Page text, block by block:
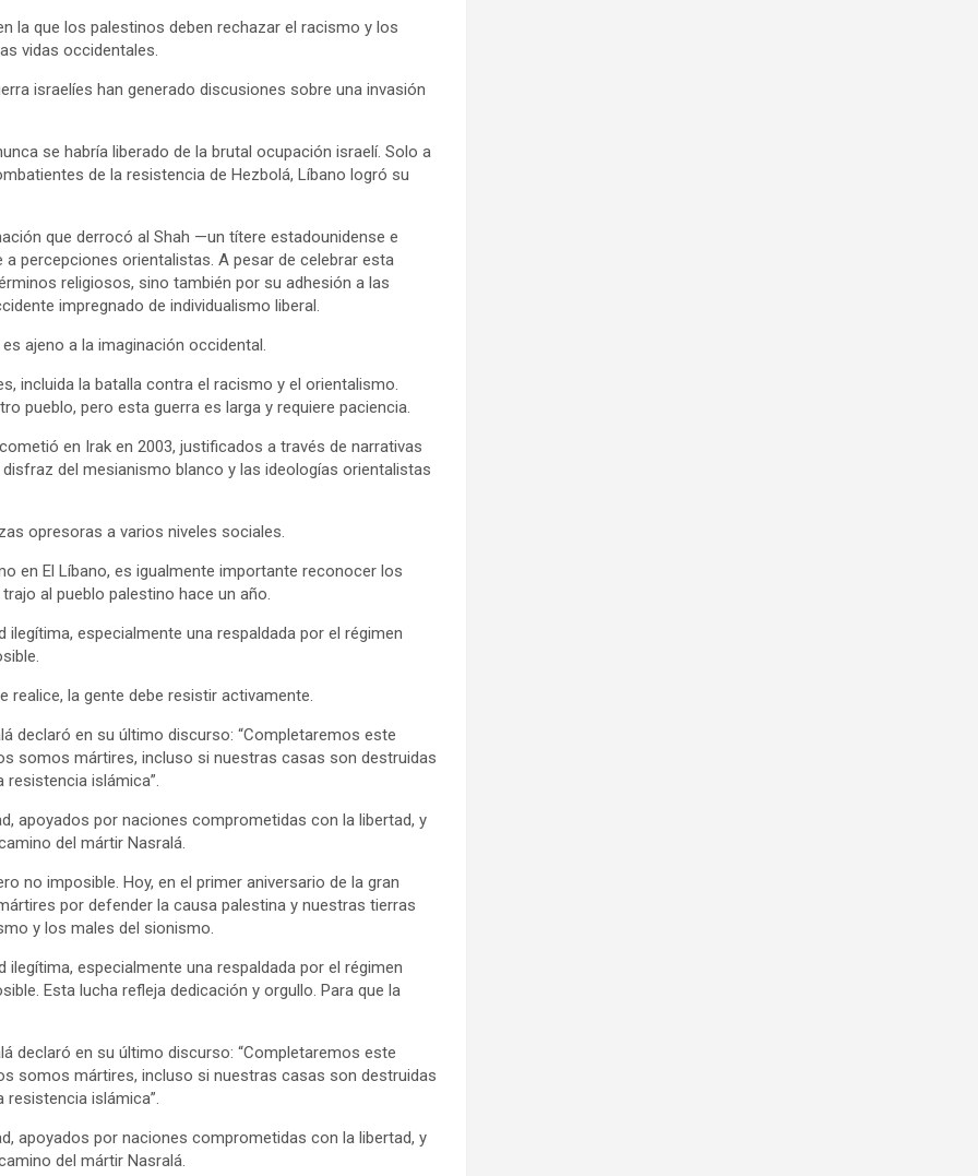
la que los palestinos deben rechazar el racismo y los
vidas occidentales.
israelíes han generado discusiones sobre una invasión
se habría liberado de la brutal ocupación israelí. Solo a
de la resistencia de Hezbolá, Líbano logró su
que derrocó al Shah —un títere estadounidense e
percepciones orientalistas. A pesar de celebrar esta
religiosos, sino también por su adhesión a las
impregnado de individualismo liberal.
ajeno a la imaginación occidental.
incluida la batalla contra el racismo y el orientalismo.
pueblo, pero esta guerra es larga y requiere paciencia.
en Irak en 2003, justificados a través de narrativas
del mesianismo blanco y las ideologías orientalistas
opresoras a varios niveles sociales.
en El Líbano, es igualmente importante reconocer los
al pueblo palestino hace un año.
especialmente una respaldada por el régimen
realice, la gente debe resistir activamente.
declaró en su último discurso: “Completaremos este
somos mártires, incluso si nuestras casas son destruidas
islámica”.
apoyados por naciones comprometidas con la libertad, y
del mártir Nasralá.
no imposible. Hoy, en el primer aniversario de la gran
por defender la causa palestina y nuestras tierras
y los males del sionismo.
especialmente una respaldada por el régimen
Esta lucha refleja dedicación y orgullo. Para que la
declaró en su último discurso: “Completaremos este
somos mártires, incluso si nuestras casas son destruidas
islámica”.
apoyados por naciones comprometidas con la libertad, y
del mártir Nasralá.